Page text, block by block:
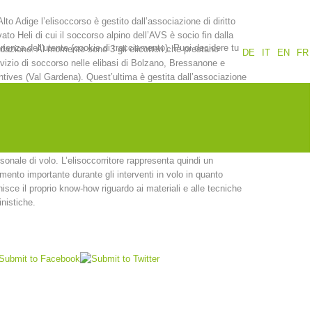
Contatti
Rapporti annuali
Formazione
Adige l’elisoccorso è gestito dall’associazione di diritto
Heli di cui il soccorso alpino dell’AVS è socio fin dalla
Al momento sono 3 gli elicotteri che prestano
di soccorso nelle elibasi di Bolzano, Bressanone e
(Val Gardena). Quest’ultima è gestita dall’associazione
di volo. L’elisoccorritore rappresenta quindi un
importante durante gli interventi in volo in quanto
il proprio know-how riguardo ai materiali e alle tecniche
DE
IT EN FR
dell'utente (cookie di tracciamento). Puoi decidere tu